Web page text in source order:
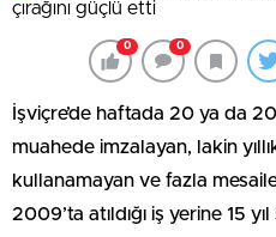
0 0
İşviçre’de haftada 20 ya da
muahede imzalayan, lakin
kullanamayan ve fazla
2009’ta atıldığı iş yerine 15